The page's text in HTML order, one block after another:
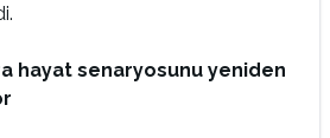
hayat senaryosunu yeniden